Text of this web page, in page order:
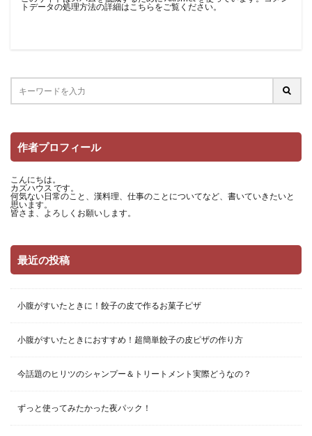
トデータの処理方法の詳細はこちらをご覧ください。
作者プロフィール
こんにちは。
カズハウス です。
何気ない日常のこと、漢料理、仕事のことについてなど、書いていきたいと
思います。
皆さま、よろしくお願いします。
最近の投稿
小腹がすいたときに！餃子の皮で作るお菓子ピザ
小腹がすいたときにおすすめ！超簡単餃子の皮ピザの作り方
今話題のヒリツのシャンプー＆トリートメント実際どうなの？
ずっと使ってみたかった夜パック！